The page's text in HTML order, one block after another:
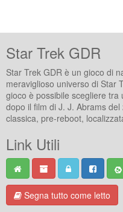
Star Trek GDR
Star Trek GDR è un gioco di
meraviglioso universo di Star
gioco è possibile scegliere
dopo il film di J. J. Abrams
classica, pre-reboot,
Link Utili
Segna tutto come letto